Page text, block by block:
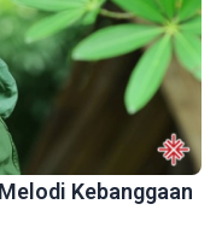
Kebanggaan